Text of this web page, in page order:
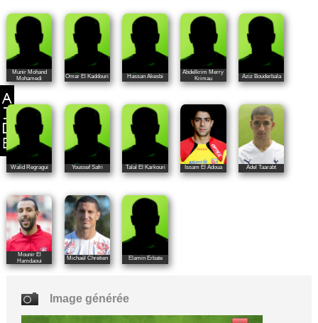
Munir Mohand
Mohamedi
Omar El Kaddouri Hassan Akesbi
Abdelkrim Merry
Krimau
Aziz Bouderbala
Walid Regragui Youssef Safri Talal El Karkouri Issam El Adoua Adel Taarabt
Mounir El
Hamdaoui
Michaël Chrétien Elamin Erbate
Image générée